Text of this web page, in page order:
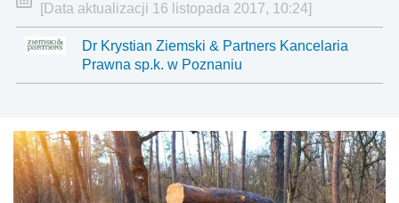
[Data aktualizacji 16 listopada 2017, 10:24]
Dr Krystian Ziemski & Partners Kancelaria
Prawna sp.k. w Poznaniu